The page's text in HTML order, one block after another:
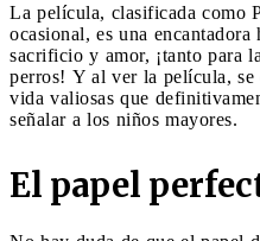
La película, clasificada como
ocasional, es una encantadora
sacrificio y amor, ¡tanto para
perros! Y al ver la película, se
vida valiosas que
señalar a los niños mayores.
El papel